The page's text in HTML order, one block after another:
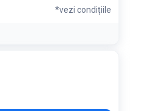
*vezi condițiile